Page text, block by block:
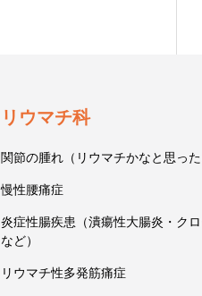
リウマチ科
関節の腫れ（リウマチかなと思った
慢性腰痛症
炎症性腸疾患（潰瘍性大腸炎・ク
など）
リウマチ性多発筋痛症